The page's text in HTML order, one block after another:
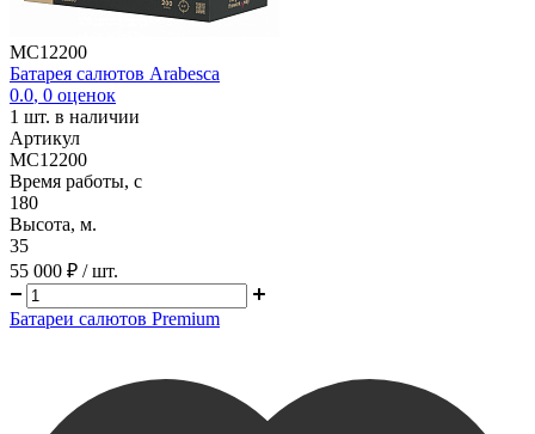
MC12200
Батарея салютов Arabesca
0.0, 0 оценок
1 шт. в наличии
Артикул
MC12200
Время работы, с
180
Высота, м.
35
55 000 ₽ / шт.
Батареи салютов Premium